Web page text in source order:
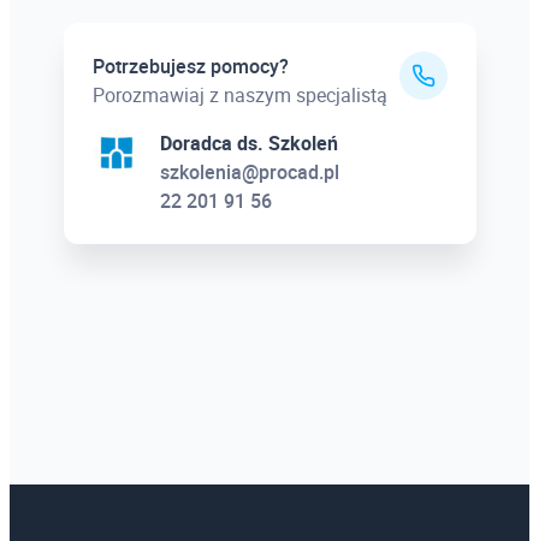
Potrzebujesz pomocy?
Porozmawiaj z naszym specjalistą
Doradca ds. Szkoleń
szkolenia@procad.pl
22 201 91 56